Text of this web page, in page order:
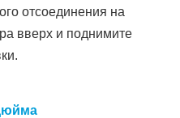
отсоединения на
вверх и поднимите